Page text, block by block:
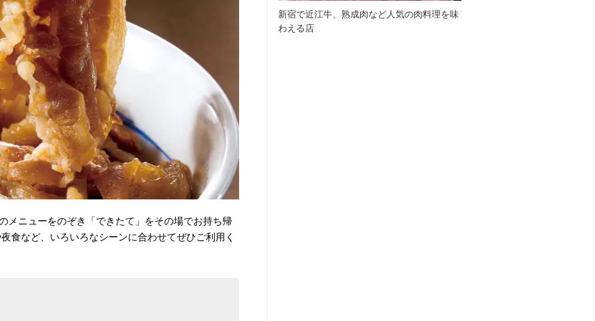
メニューをのぞき「できたて」をその場でお持ち帰
食など、いろいろなシーンに合わせてぜひご利用く
新宿で近江牛、熟成肉など人気の肉料理を味
わえる店